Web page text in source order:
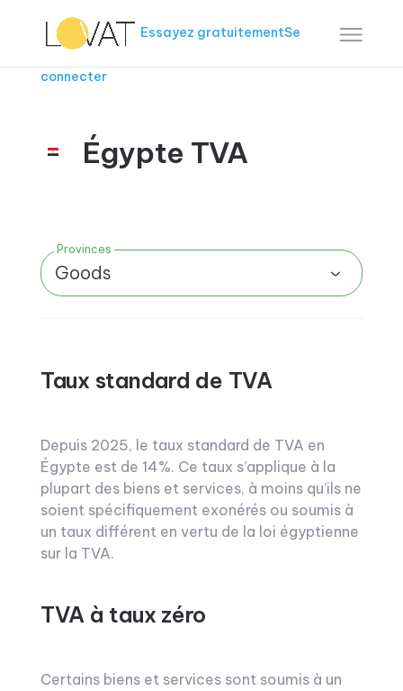
Essayez gratuitementSe
connecter
Égypte TVA
Provinces
Goods
Taux standard de TVA
Depuis 2025, le taux standard de TVA en
Égypte est de 14%. Ce taux s’applique à la
plupart des biens et services, à moins qu’ils ne
soient spécifiquement exonérés ou soumis à
un taux différent en vertu de la loi égyptienne
sur la TVA.
TVA à taux zéro
Certains biens et services sont soumis à un